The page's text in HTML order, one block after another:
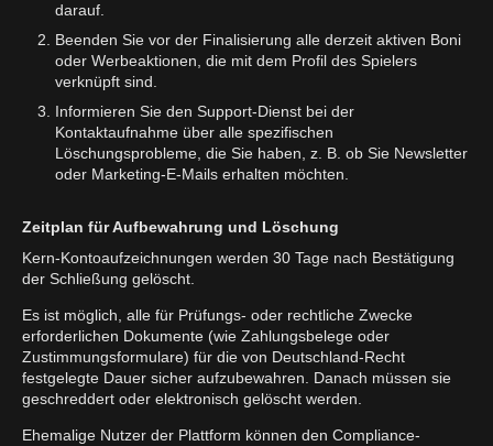
darauf.
Beenden Sie vor der Finalisierung alle derzeit aktiven Boni
oder Werbeaktionen, die mit dem Profil des Spielers
verknüpft sind.
Informieren Sie den Support-Dienst bei der
Kontaktaufnahme über alle spezifischen
Löschungsprobleme, die Sie haben, z. B. ob Sie Newsletter
oder Marketing-E-Mails erhalten möchten.
Zeitplan für Aufbewahrung und Löschung
Kern-Kontoaufzeichnungen werden 30 Tage nach Bestätigung
der Schließung gelöscht.
Es ist möglich, alle für Prüfungs- oder rechtliche Zwecke
erforderlichen Dokumente (wie Zahlungsbelege oder
Zustimmungsformulare) für die von Deutschland-Recht
festgelegte Dauer sicher aufzubewahren. Danach müssen sie
geschreddert oder elektronisch gelöscht werden.
Ehemalige Nutzer der Plattform können den Compliance-